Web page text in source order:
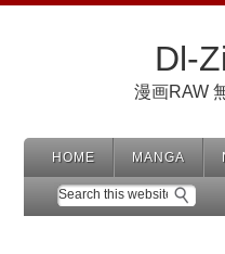
Dl-
漫画RAW
HOME MANGA